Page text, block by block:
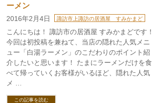
ーメン
2016年2月4日 諏訪市上諏訪の居酒屋 すみかまど
こんにちは！ 諏訪市の居酒屋 すみかまどです！
今回は初投稿を兼ねて、当店の隠れた人気メニ
ュー「白湯ラーメン」のこだわりのポイント紹
介したいと思います！ たまにラーメンだけを食
べて帰っていくお客様がいるほど、隠れた人気
メ …
この記事を読む